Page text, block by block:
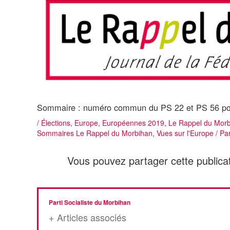
Sommaire : numéro commun du PS 22 et PS 56
/ Élections, Europe, Européennes 2019, Le Rappel du
Sommaires Le Rappel du Morbihan, Vues sur l'Europe /
Vous pouvez partager cette
Parti Socialiste du Morbihan
+ Articles associés